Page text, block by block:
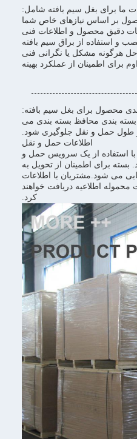
ما برای بغل سیم بافته شامل:
بر اساس نیازهای خاص شما
دقیق محصول و اطلاعات فنی
و استفاده از براق سیم بافته
هرگونه مشکل یا نگرانی فنی
برای اطمینان از عملکرد بهینه
محصول برای بغل سیم بافته:
بندی محافظ بسته بندی می
طول حمل و نقل جلوگیری شود.
اطلاعات حمل و نقل
استفاده از یک سرویس حمل و
برای اطمینان از تحویل به
می شود.مشتریان با اطلاعات
اطلاعیه دریافت خواهند
کرد.